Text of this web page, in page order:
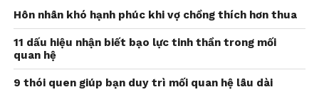
chung sống
Chị B, từng có một cuộc hôn nhân tưởng chừng
hạnh phúc. Chị và chồng bên nhau 9 năm trước khi
quyết định về chung một nhà. Nhưng cuộc sống
Hôn nhân khó hạnh phúc khi vợ chồng thích hơn thua
11 dấu hiệu nhận biết bạo lực tinh thần trong mối
quan hệ
9 thói quen giúp bạn duy trì mối quan hệ lâu dài